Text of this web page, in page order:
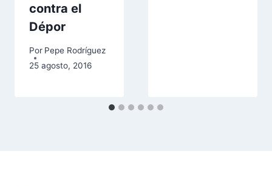
contra el
Dépor
Por Pepe Rodríguez
25 agosto, 2016